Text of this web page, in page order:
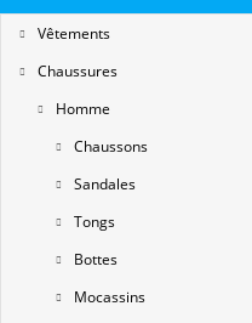
Vêtements
Chaussures
Homme
Chaussons
Sandales
Tongs
Bottes
Mocassins